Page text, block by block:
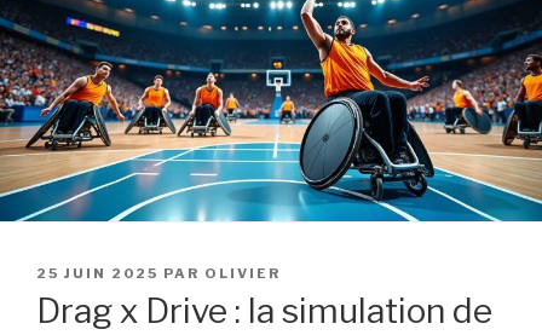
PUBLIÉ
25 JUIN 2025 PAR OLIVIER
Drag x Drive : la simulation de